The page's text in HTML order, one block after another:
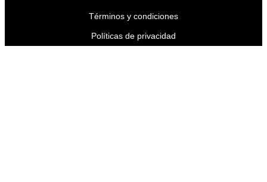
Términos y condiciones
Políticas de privacidad